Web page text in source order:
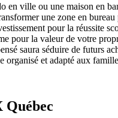
en ville ou une maison en
une zone en bureau
pour la réussite
pour la valeur de votre
saura séduire de futurs
organisé et adapté aux